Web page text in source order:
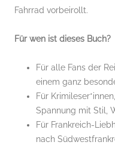
Fahrrad vorbeirollt.
Für wen ist dieses Buch?
Für alle Fans der
einem ganz
Für
Spannung mit Stil,
Für Frankreich-
nach